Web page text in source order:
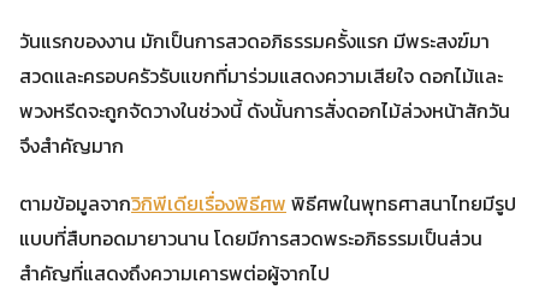
วันแรกของงาน มักเป็นการสวดอภิธรรมครั้งแรก มีพระสงฆ์มา
สวดและครอบครัวรับแขกที่มาร่วมแสดงความเสียใจ ดอกไม้และ
พวงหรีดจะถูกจัดวางในช่วงนี้ ดังนั้นการสั่งดอกไม้ล่วงหน้าสักวัน
จึงสำคัญมาก
ตามข้อมูลจากวิกิพีเดียเรื่องพิธีศพ พิธีศพในพุทธศาสนาไทยมีรูป
แบบที่สืบทอดมายาวนาน โดยมีการสวดพระอภิธรรมเป็นส่วน
สำคัญที่แสดงถึงความเคารพต่อผู้จากไป